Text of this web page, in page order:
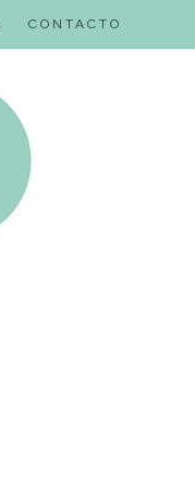
CONTACTO